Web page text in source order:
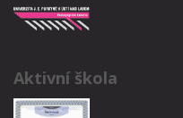
Aktivní škola